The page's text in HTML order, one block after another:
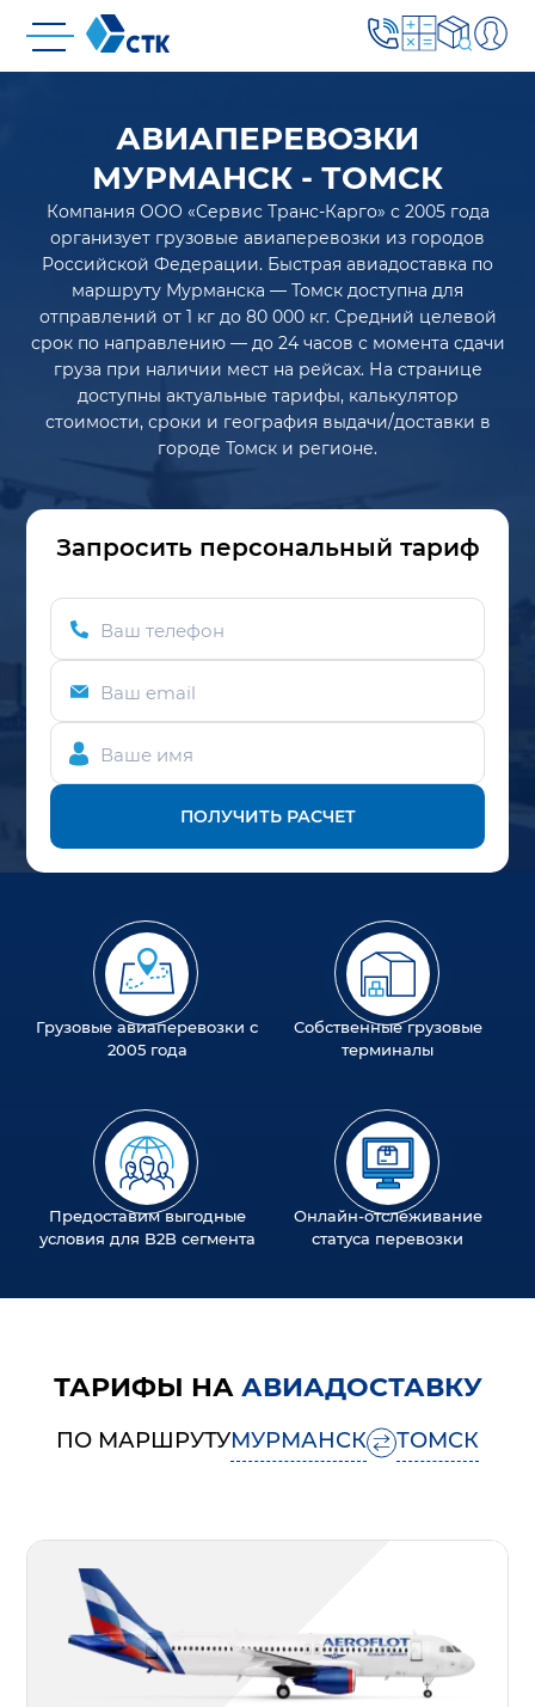
АВИАПЕРЕВОЗКИ
МУРМАНСК - ТОМСК
Компания ООО «Сервис Транс-Карго» с 2005 года
организует грузовые авиаперевозки из городов
Российской Федерации. Быстрая авиадоставка по
маршруту Мурманска — Томск доступна для
отправлений от 1 кг до 80 000 кг. Средний целевой
срок по направлению — до 24 часов с момента сдачи
груза при наличии мест на рейсах. На странице
доступны актуальные тарифы, калькулятор
стоимости, сроки и география выдачи/доставки в
городе Томск и регионе.
Запросить персональный тариф
Ваш телефон
Ваш email
Ваше имя
ПОЛУЧИТЬ РАСЧЕТ
Грузовые авиаперевозки с
2005 года
Собственные грузовые
терминалы
Предоставим выгодные
условия для B2B сегмента
Онлайн-отслеживание
статуса перевозки
ТАРИФЫ НА АВИАДОСТАВКУ
ПО МАРШРУТУМУРМАНСК ТОМСК